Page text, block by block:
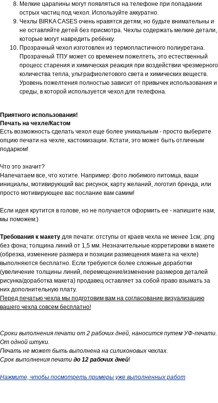
Мелкие царапины могут появляться на телефоне при попадании
острых частиц под чехол. Используйте аккуратно.
Чехлы BIRKA CASES очень нравятся детям, но будьте внимательны и
не оставляйте детей без присмотра. Чехлы содержать мелкие детали,
которые могут навредить ребёнку.
Прозрачный чехол изготовлен из термопластичного полиуретана.
Прозрачный ТПУ может со временем пожелтеть, это естественный
процесс старения и химическая реакция при воздействии чрезмерного
количества тепла, ультрафиолетового света и химических веществ.
Уровень пожелтения полностью зависит от привычек использования и
среды, в которой используется чехол для телефона.
Приятного использования!
Печать на чехле/Кастом
Есть возможность сделать чехол еще более уникальным - просто выберите
опцию печати на чехле, кастомизации. Кстати, это может быть отличным
подарком!
Что это значит?
Напечатаем все, что хотите. Например: фото любимого питомца, ваши
инициалы, мотивирующий вас рисунок, карту желаний, логотип бренда, или
просто мотивирующее вас послание вам самим!
Если идея крутится в голове, но не получается оформить ее - напишите нам,
мы поможем:)
Требования к макету для печати: отступы от краев чехла не менее 1см; .png
без фона; толщина линий от 1,5 мм. Незначительные корретировки в макете
(обрезка, изменение размера и позиции размещения макета на чехле)
выполняются бесплатно. Если требуются более сложные доработки
(увеличение толщины линий, перемещение/изменение размеров деталей
рисунка/доработка макета) продавец оставляет за собой право взымать за
них дополнительную плату.
Перед печатью чехла мы подготовим вам на согласование визуализацию
вашего чехла совсем бесплатно!
Сроки выполнения печати от 2 рабочих дней, наносится путем УФ-печати.
От одной штуки.
Печать не может быть выполнена на силиконовых чехлах.
Срок выполнения печати до 12 рабочих дней!
Нажмите, чтобы посмотреть примеры уже выполненных работ